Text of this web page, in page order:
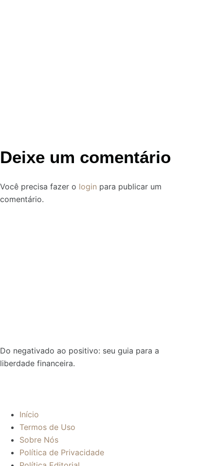
Deixe um comentário
Você precisa fazer o login para publicar um
comentário.
Do negativado ao positivo: seu guia para a
liberdade financeira.
Início
Termos de Uso
Sobre Nós
Política de Privacidade